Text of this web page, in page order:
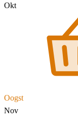
Okt
Oogst
Nov